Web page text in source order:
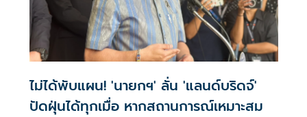
ไม่ได้พับแผน! 'นายกฯ' ลั่น 'แลนด์บริดจ์'
ปัดฝุ่นได้ทุกเมื่อ หากสถานการณ์เหมาะสม